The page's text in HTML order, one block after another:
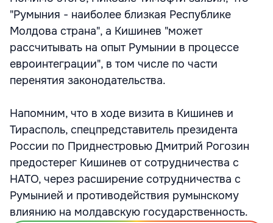
"Румыния - наиболее близкая Республике
Молдова страна", а Кишинев "может
рассчитывать на опыт Румынии в процессе
евроинтеграции", в том числе по части
перенятия законодательства.
Напомним, что в ходе визита в Кишинев и
Тирасполь, спецпредставитель президента
России по Приднестровью Дмитрий Рогозин
предостерег Кишинев от сотрудничества с
НАТО, через расширение сотрудничества с
Румынией и противодействия румынскому
влиянию на молдавскую государственность.